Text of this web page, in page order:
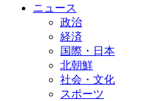
ニュース
政治
経済
国際・日本
北朝鮮
社会・文化
スポーツ